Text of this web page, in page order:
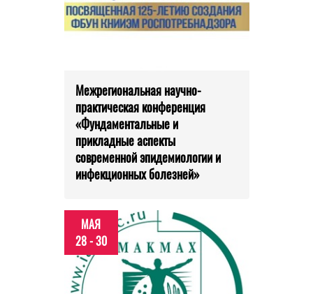
Межрегиональная научно-
практическая конференция
«Фундаментальные и
прикладные аспекты
современной эпидемиологии и
инфекционных болезней»
МАЯ
28 - 30